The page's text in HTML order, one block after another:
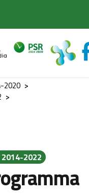
2020 >
>
2014-2022